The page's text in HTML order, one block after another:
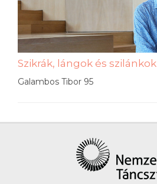
Szikrák, lángok és szilánkok
Galambos Tibor 95